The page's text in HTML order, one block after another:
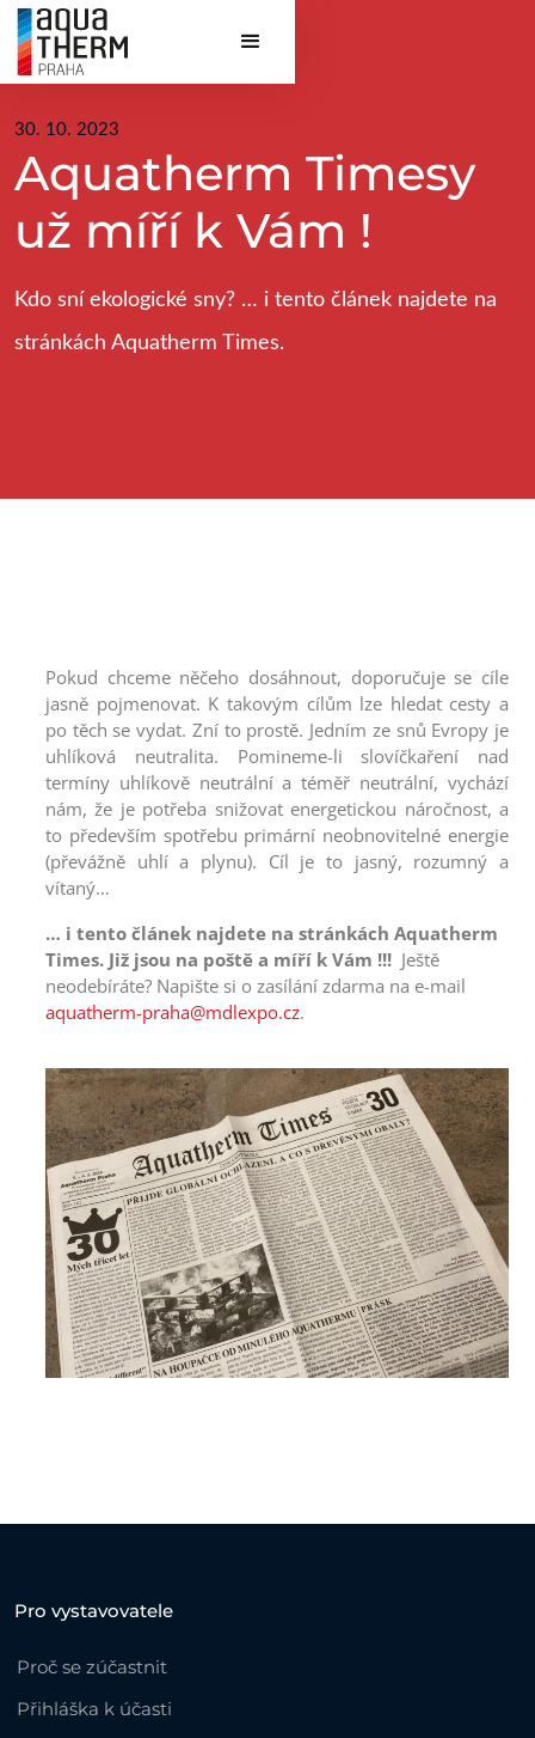
30. 10. 2023
Aquatherm Timesy
už míří k Vám !
Kdo sní ekologické sny? … i tento článek najdete na
stránkách Aquatherm Times.
Pokud chceme něčeho dosáhnout, doporučuje se cíle
jasně pojmenovat. K takovým cílům lze hledat cesty a
po těch se vydat. Zní to prostě. Jedním ze snů Evropy je
uhlíková neutralita. Pomineme-li slovíčkaření nad
termíny uhlíkově neutrální a téměř neutrální, vychází
nám, že je potřeba snižovat energetickou náročnost, a
to především spotřebu primární neobnovitelné energie
(převážně uhlí a plynu). Cíl je to jasný, rozumný a
vítaný…
… i tento článek najdete na stránkách Aquatherm
Times. Již jsou na poště a míří k Vám !!! Ještě
neodebíráte? Napište si o zasílání zdarma na e-mail
aquatherm-praha@mdlexpo.cz.
Pro vystavovatele
Proč se zúčastnit
Přihláška k účasti